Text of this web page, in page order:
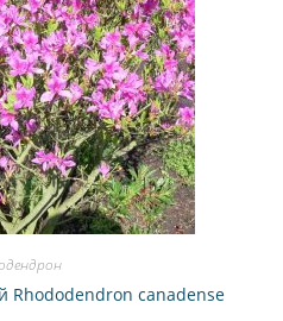
Rhododendron canadense